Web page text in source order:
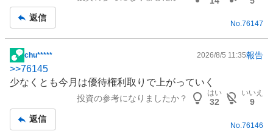
返信
No.76147
掲
示
板
chu***** 2026/8/5 11:35報告
>>76145
少なくとも今月は優待権利取りで上がっていく
投資の参考になりましたか？
はい
32
いいえ
9
返信
No. 76146